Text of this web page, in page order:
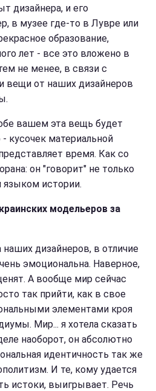
дизайнера, и его
в музее где-то в Лувре или
образование,
лет - все это вложено в
не менее, в связи с
вещи от наших дизайнеров
вашем эта вещь будет
кусочек материальной
время. Как со
он "говорит" не только
языком истории.
модельеров за
дизайнеров, в отличие
эмоциональна. Наверное,
А вообще мир сейчас
так прийти, как в свое
элементами кроя
Мир... я хотела сказать
наоборот, он абсолютно
идентичность так же
И те, кому удается
истоки, выигрывает. Речь